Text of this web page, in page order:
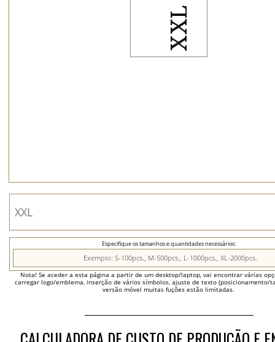
Especifique os tamanhos e quantidades necessários:
Nota! Se aceder a esta página a partir de um desktop/laptop, vai encontrar várias
carregar logo/emblema, inserção de vários símbolos, ajuste de texto (posicionamento/
versão móvel muitas fuções estão limitadas.